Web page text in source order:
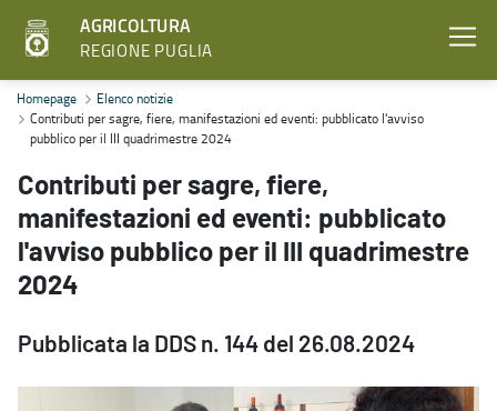
AGRICOLTURA
REGIONE PUGLIA
Contributi per sagre, fiere, manifestazioni ed eventi: pubblicato
Homepage
Elenco notizie
Contributi per sagre, fiere, manifestazioni ed eventi: pubblicato l'avviso
pubblico per il III quadrimestre 2024
Contributi per sagre, fiere,
manifestazioni ed eventi: pubblicato
l'avviso pubblico per il III quadrimestre
2024
Pubblicata la DDS n. 144 del 26.08.2024